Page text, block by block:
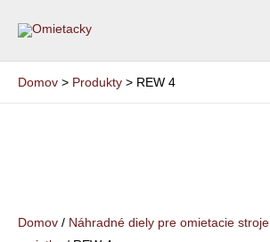
Domov Produkty REW 4
Domov / Náhradné diely pre omietacie stroje